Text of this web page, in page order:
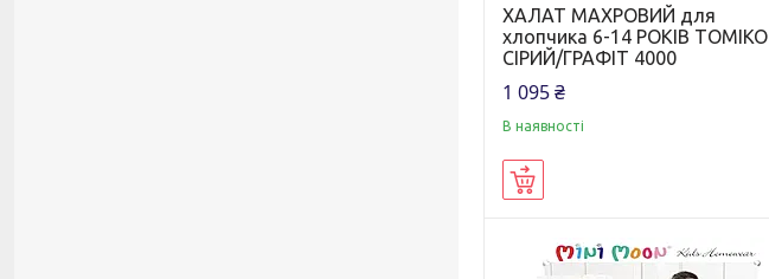
ХАЛАТ МАХРОВИЙ для
хлопчика 6-14 РОКІВ ТОМІКО
СІРИЙ/ГРАФІТ 4000
1 095 ₴
В наявності